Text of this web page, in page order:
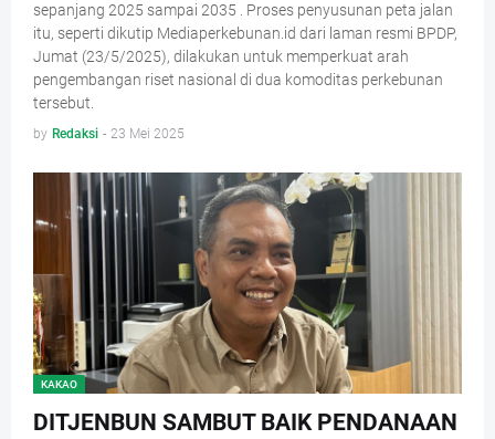
sepanjang 2025 sampai 2035 . Proses penyusunan peta jalan
itu, seperti dikutip Mediaperkebunan.id dari laman resmi BPDP,
Jumat (23/5/2025), dilakukan untuk memperkuat arah
pengembangan riset nasional di dua komoditas perkebunan
tersebut.
by Redaksi - 23 Mei 2025
KAKAO
DITJENBUN SAMBUT BAIK PENDANAAN